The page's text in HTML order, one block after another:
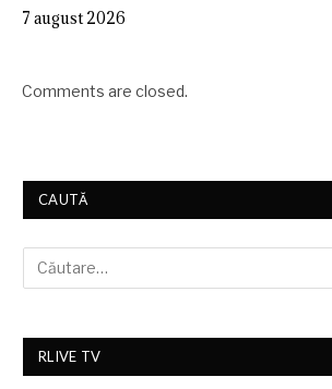
7 august 2026
Comments are closed.
CAUTĂ
RLIVE TV